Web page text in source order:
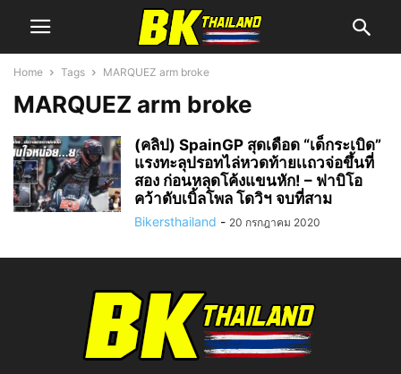
Home Tags MARQUEZ arm broke
MARQUEZ arm broke
(คลิป) SpainGP สุดเดือด “เด็กระเบิด”
แรงทะลุปรอทไล่หวดท้ายเเถวจ่อขึ้นที่
สอง ก่อนหลุดโค้งแขนหัก! – ฟาบิโอ
คว้าดับเบิ้ลโพล โดวิฯ จบที่สาม
Bikersthailand - 20 กรกฎาคม 2020